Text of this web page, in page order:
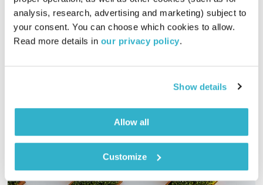
analysis, research, advertising and marketing) subject to
your consent. You can choose which cookies to allow.
Read more details in our privacy policy.
Show details
Allow all
Customize
07.02.21
00:29:45
האם תגובות הילד משפיע על הערך העצמי שלנו כהורים? כיצד נוכל
אודיו